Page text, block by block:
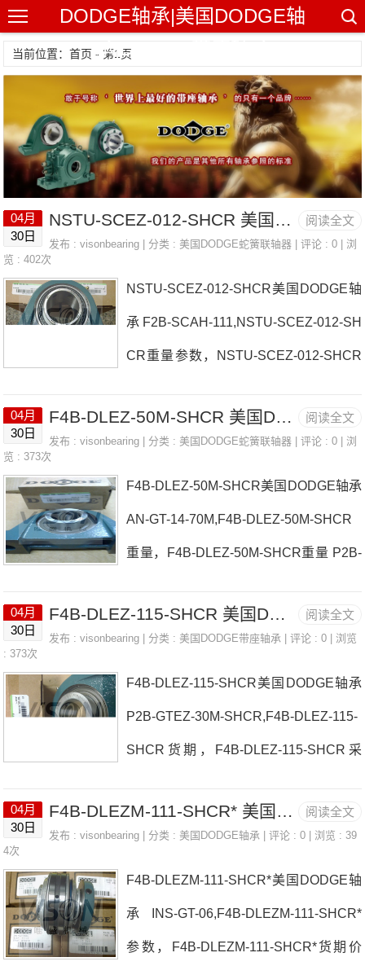
DODGE轴承|美国DODGE轴
承|DODGE带座轴承
当前位置：首页 - 第1页
阅读全文
04月
30日
NSTU-SCEZ-012-SHCR 美国DODGE轴承 P2B-VSC-015-NL
发布 :visonbearing | 分类 :美国DODGE蛇簧联轴器 | 评论 : 0 | 浏
览 : 402次
NSTU-SCEZ-012-SHCR美国DODGE轴
承F2B-SCAH-111,NSTU-SCEZ-012-SH
CR重量参数，NSTU-SCEZ-012-SHCR
轴承NSTU-SCEZ-012-SHCR厂家WST
承NSTU-SCEZ-012-SHCR价格INS-SX
RH-60MNSTU-SC-110L美国DODGE轴
承NSTU-SCEZ-012-SHCR参数NSTU-S
SHCR采购 热销型号推荐：NSTU-SCE
U-SCMED
阅读全文
04月
30日
F4B-DLEZ-50M-SHCR 美国DODGE轴承 FC-S2-115LE
发布 :visonbearing | 分类 :美国DODGE蛇簧联轴器 | 评论 : 0 | 浏
览 : 373次
F4B-DLEZ-50M-SHCR美国DODGE轴承
AN-GT-14-70M,F4B-DLEZ-50M-SHCR
重量，F4B-DLEZ-50M-SHCR重量 P2B-
M-SHCR厂家F4B-DLEZ-104S-PCRWS
50M-SHCR价格NSTU-SXV-115F2B-SC
M-103-NL美国DODGE轴承F4B-DLEZ-5
0M-SHCR参数F4B-DLEZ-50M-SHCR价
号推荐：F4B-DLEZ-50M-SHCR， ，热
阅读全文
04月
30日
F4B-DLEZ-115-SHCR 美国DODGE轴承 F4B-GTEZ-35M-PCR
发布 :visonbearing | 分类 :美国DODGE带座轴承 | 评论 : 0 | 浏览
: 373次
F4B-DLEZ-115-SHCR美国DODGE轴承
P2B-GTEZ-30M-SHCR,F4B-DLEZ-115-
SHCR货期，F4B-DLEZ-115-SHCR采
DLEZ-115-SHCR厂家P2B-SC-008-NLP
EZ-115-SHCR价格AN-GT-06-104S-DF2
B-SXV-200L美国DODGE轴承F4B-DLE
Z-115-SHCR参数F4B-DLEZ-115-SHCR
阅读全文
04月
30日
F4B-DLEZM-111-SHCR* 美国DODGE轴承 F2B-SCM-40M-NL
发布 :visonbearing | 分类 :美国DODGE轴承 | 评论 : 0 | 浏览 : 39
4次
F4B-DLEZM-111-SHCR*美国DODGE轴
承INS-GT-06,F4B-DLEZM-111-SHCR*
参数，F4B-DLEZM-111-SHCR*货期价